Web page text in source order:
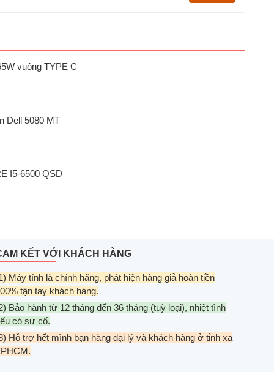
vuông TYPE C
Dell 5080 MT
I5-6500 QSD
KẾT VỚI KHÁCH HÀNG
Máy tính là chính hãng, phát hiện hàng giả hoàn tiền
tận tay khách hàng.
Bảo hành từ 12 tháng đến 36 tháng (tuỳ loại), nhiệt tình
có sự cố.
Hỗ trợ hết mình bạn hàng đại lý và khách hàng ở tỉnh xa